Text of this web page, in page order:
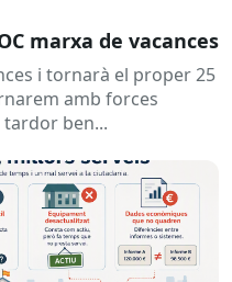
marxa de vacances
i tornarà el proper 25
amb forces
ben...